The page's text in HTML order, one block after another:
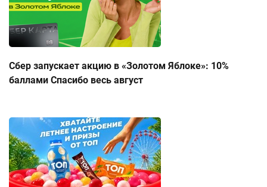
Сбер запускает акцию в «Золотом Яблоке»: 10%
баллами Спасибо весь август